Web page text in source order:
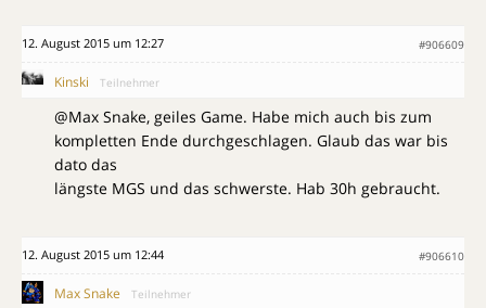
12. August 2015 um 12:27 #906609
Kinski Teilnehmer
@Max Snake, geiles Game. Habe mich auch bis zum
kompletten Ende durchgeschlagen. Glaub das war bis
dato das
längste MGS und das schwerste. Hab 30h gebraucht.
12. August 2015 um 12:44 #906610
Max Snake Teilnehmer